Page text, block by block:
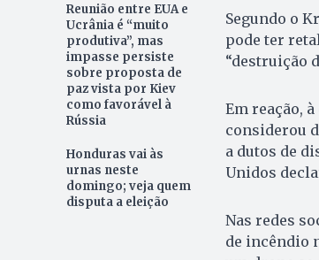
Reunião entre EUA e
Ucrânia é “muito
produtiva”, mas
impasse persiste
sobre proposta de
paz vista por Kiev
como favorável à
Rússia
Honduras vai às
urnas neste
domingo; veja quem
disputa a eleição
Segundo o
pode ter
“destruição
Em reação,
considerou
a dutos de
Unidos
Nas redes
de incêndio